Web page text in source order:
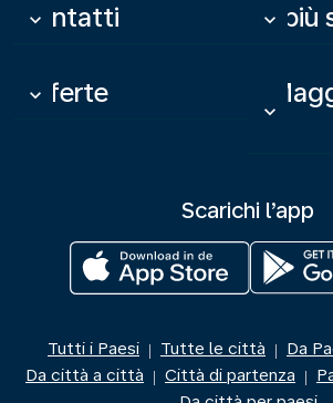
Contatti
keyboard_arrow_down Di più
keyboard_arrow_down
Offerte
keyboard_arrow_down
keyboard_arrow_down
Scarichi l’app
Tutti i Paesi | Tutte le città | Da
Da città a città | Città di partenza |